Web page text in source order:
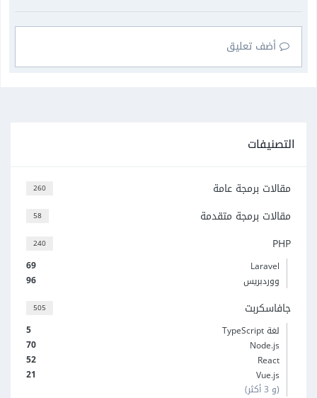
أضف تعليق
التصنيفات
260 مقالات برمجة عامة
58 مقالات برمجة متقدمة
240 PHP
69
Laravel
96
ووردبريس
505 جافاسكربت
5
لغة TypeScript
70
Node.js
52
React
21
Vue.js
(و 3 أكثر)